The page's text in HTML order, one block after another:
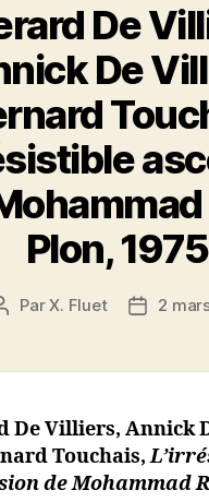
De
De
Plon,
Auteur
ParX. Fluet
Date
2
De Villiers, Annick
Touchais,
de Mohammad